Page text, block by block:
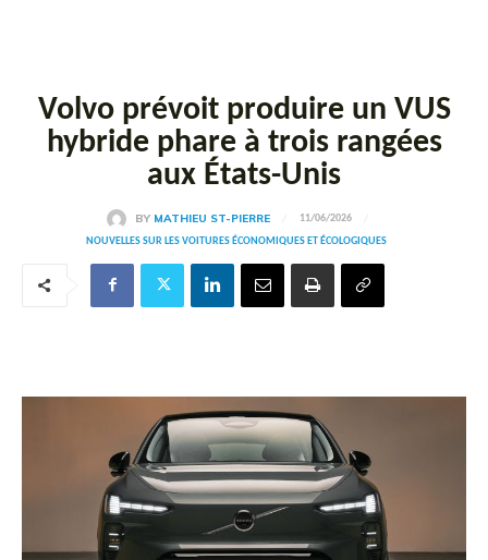
Volvo prévoit produire un VUS
hybride phare à trois rangées
aux États-Unis
BY MATHIEU ST-PIERRE
11/06/2026
NOUVELLES SUR LES VOITURES ÉCONOMIQUES ET ÉCOLOGIQUES